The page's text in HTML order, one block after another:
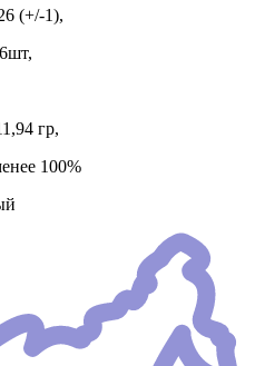
(+/-1),
гр,
100%